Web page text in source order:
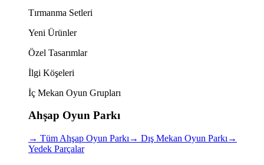
Tırmanma Setleri
Yeni Ürünler
Özel Tasarımlar
İlgi Köşeleri
İç Mekan Oyun Grupları
Ahşap Oyun Parkı
→ Tüm Ahşap Oyun Parkı → Dış Mekan Oyun Parkı →
Yedek Parçalar